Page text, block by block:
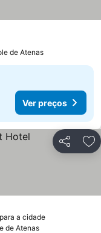
de Atenas
Ver preços
Partilhar
a cidade
de Atenas